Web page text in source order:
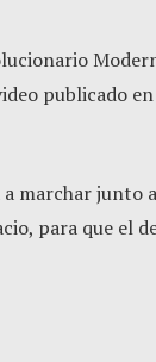
publicado
a marchar junto
para que el